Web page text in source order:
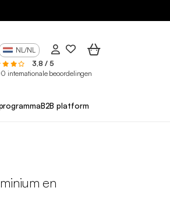
NL/NL
3,8 / 5
internationale beoordelingen
B2B platform
en